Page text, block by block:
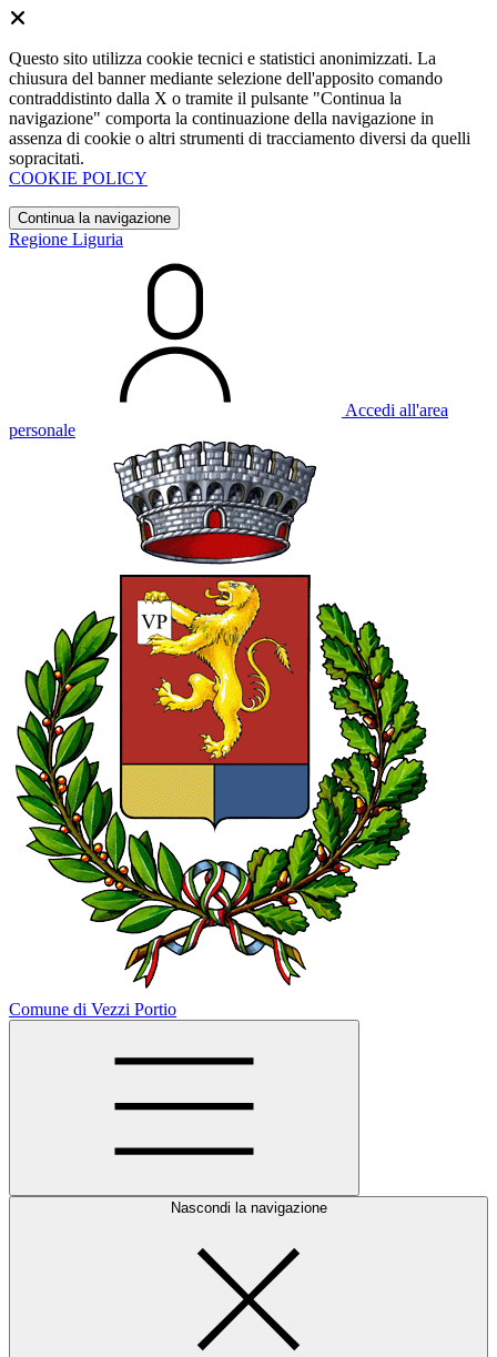
Questo sito utilizza cookie tecnici e statistici anonimizzati. La
chiusura del banner mediante selezione dell'apposito comando
contraddistinto dalla X o tramite il pulsante "Continua la
navigazione" comporta la continuazione della navigazione in
assenza di cookie o altri strumenti di tracciamento diversi da quelli
sopracitati.
COOKIE POLICY
Continua la navigazione
Regione Liguria
Accedi all'area
personale
Comune di Vezzi Portio
Nascondi la navigazione